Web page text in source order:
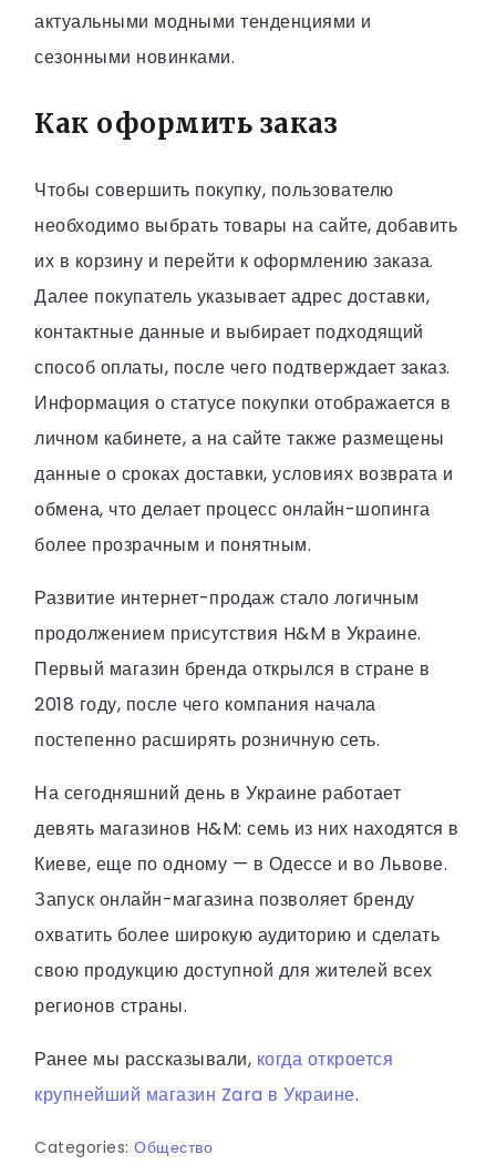
актуальными модными тенденциями и
сезонными новинками.
Как оформить заказ
Чтобы совершить покупку, пользователю
необходимо выбрать товары на сайте, добавить
их в корзину и перейти к оформлению заказа.
Далее покупатель указывает адрес доставки,
контактные данные и выбирает подходящий
способ оплаты, после чего подтверждает заказ.
Информация о статусе покупки отображается в
личном кабинете, а на сайте также размещены
данные о сроках доставки, условиях возврата и
обмена, что делает процесс онлайн-шопинга
более прозрачным и понятным.
Развитие интернет-продаж стало логичным
продолжением присутствия H&M в Украине.
Первый магазин бренда открылся в стране в
2018 году, после чего компания начала
постепенно расширять розничную сеть.
На сегодняшний день в Украине работает
девять магазинов H&M: семь из них находятся в
Киеве, еще по одному — в Одессе и во Львове.
Запуск онлайн-магазина позволяет бренду
охватить более широкую аудиторию и сделать
свою продукцию доступной для жителей всех
регионов страны.
Ранее мы рассказывали, когда откроется
крупнейший магазин Zara в Украине.
Categories: Общество